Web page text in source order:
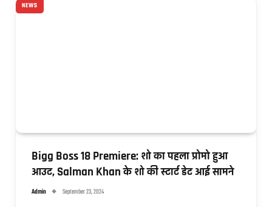
NEWS
Bigg Boss 18 Premiere: शो का पहला प्रोमो हुआ
आउट, Salman Khan के शो की स्टार्ट डेट आई सामने
Admin September 23, 2024